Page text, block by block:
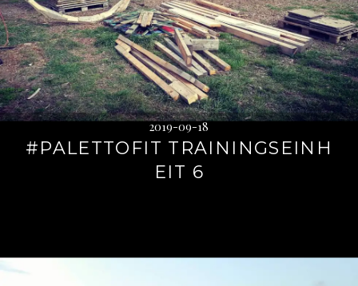
2019-09-18
#PALETTOFIT TRAININGSEINH
EIT 6